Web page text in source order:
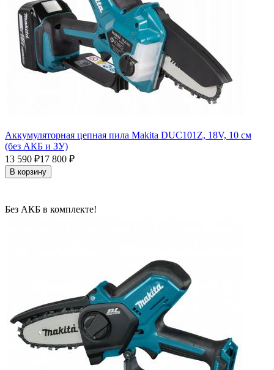
Аккумуляторная цепная пила Makita DUC101Z, 18V, 10 см
(без АКБ и ЗУ)
13 590 ₽17 800 ₽
В корзину
Без АКБ в комплекте!